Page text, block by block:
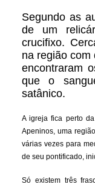
Segundo as
de um
crucifixo.
na região com
encontraram
que o
satânico.
A igreja fica perto
Apeninos, uma
várias vezes para
de seu pontificado,
Só existem três